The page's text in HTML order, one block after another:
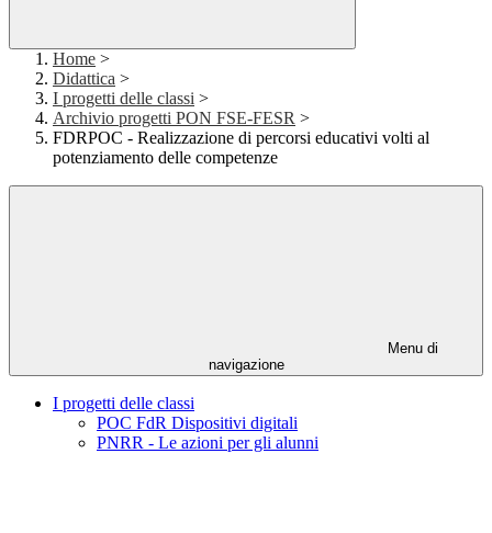
Home >
Didattica >
I progetti delle classi >
Archivio progetti PON FSE-FESR >
FDRPOC - Realizzazione di percorsi educativi volti al
potenziamento delle competenze
Menu di
navigazione
I progetti delle classi
POC FdR Dispositivi digitali
PNRR - Le azioni per gli alunni